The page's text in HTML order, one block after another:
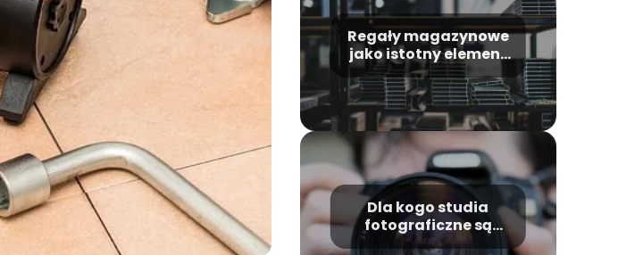
Regały magazynowe
jako istotny element
magazynów.
Dla kogo studia
fotograficzne są
dobrym wyborem?